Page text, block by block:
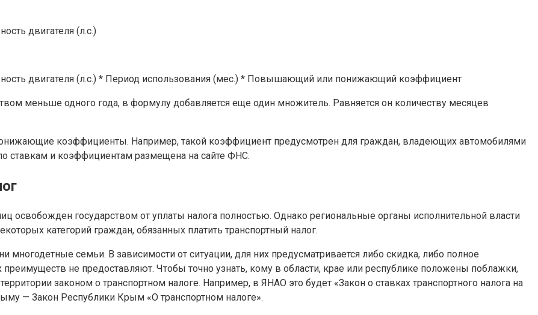
двигателя (л.с.)
двигателя (л.с.) * Период использования (мес.) * Повышающий или понижающий коэффициент
меньше одного года, в формулу добавляется еще один множитель. Равняется он количеству месяцев
коэффициенты. Например, такой коэффициент предусмотрен для граждан, владеющих автомобилями
ставкам и коэффициентам размещена на сайте ФНС.
освобожден государством от уплаты налога полностью. Однако региональные органы исполнительной власти
категорий граждан, обязанных платить транспортный налог.
семьи. В зависимости от ситуации, для них предусматривается либо скидка, либо полное
не предоставляют. Чтобы точно узнать, кому в области, крае или республике положены поблажки,
законом о транспортном налоге. Например, в ЯНАО это будет «Закон о ставках транспортного налога на
— Закон Республики Крым «О транспортном налоге».